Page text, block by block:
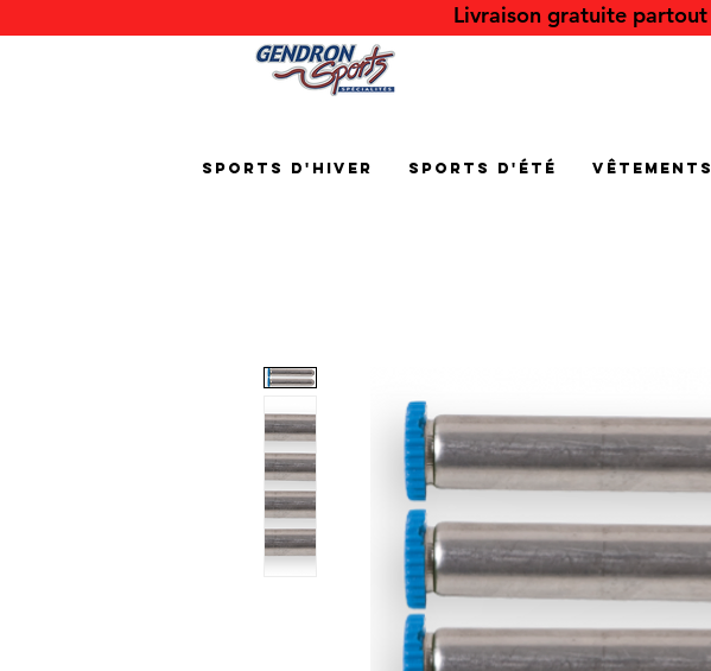
Livraison gratuite
Sports d'hiver Sports d'été Vêtements